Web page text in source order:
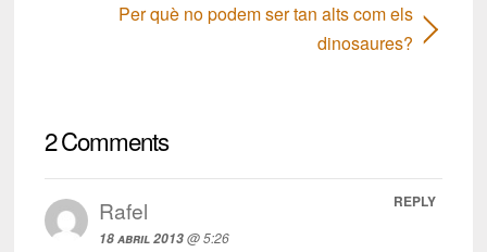
Per què no podem ser tan alts com els
dinosaures?
2 Comments
Rafel
18 abril 2013@ 5:26
REPLY